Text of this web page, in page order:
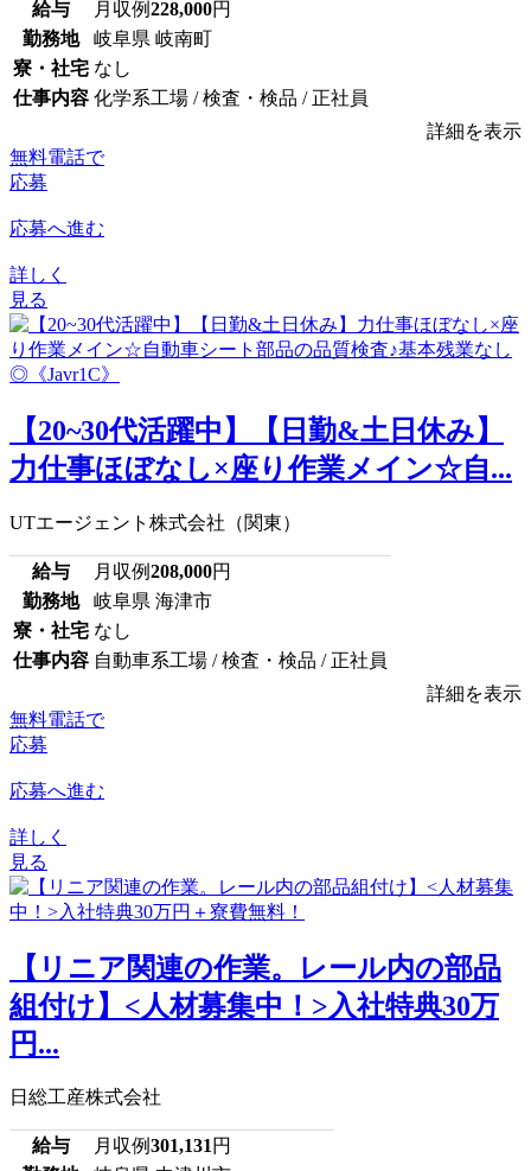
給与 月収例228,000円
勤務地
岐阜県 岐南町
寮・社宅 なし
仕事内容 化学系工場 / 検査・検品 / 正社員
詳細を表示
無料電話で
応募
応募へ進む
詳しく
見る
【20~30代活躍中】【日勤&土日休み】
力仕事ほぼなし×座り作業メイン☆自...
UTエージェント株式会社（関東）
給与 月収例208,000円
勤務地
岐阜県 海津市
寮・社宅 なし
仕事内容 自動車系工場 / 検査・検品 / 正社員
詳細を表示
無料電話で
応募
応募へ進む
詳しく
見る
【リニア関連の作業。レール内の部品
組付け】<人材募集中！>入社特典30万
円...
日総工産株式会社
給与 月収例301,131円